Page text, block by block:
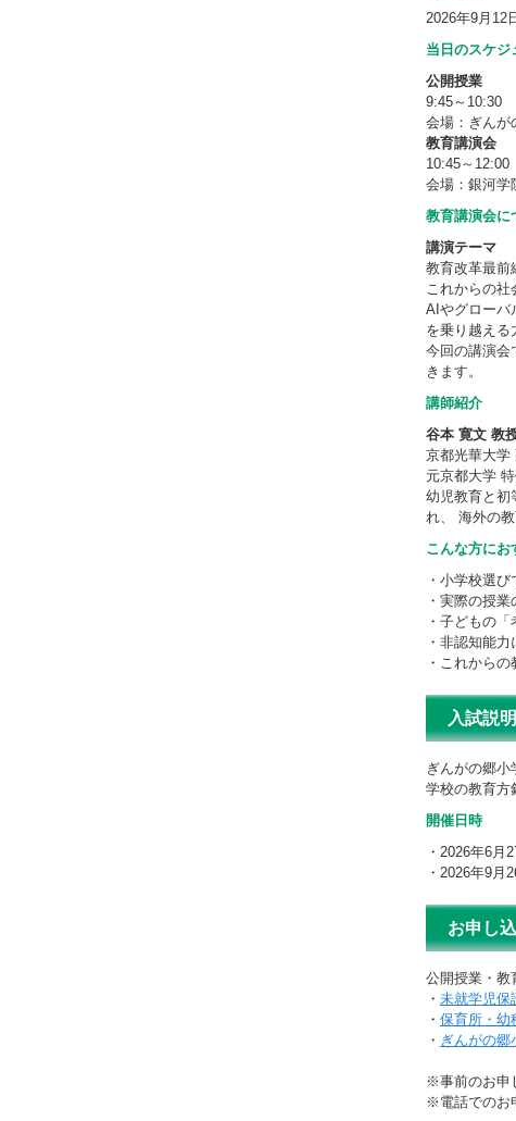
2026年9月12
当日のスケジ
公開授業
9:45～10:30
会場：ぎんが
教育講演会
10:45～12:00
会場：銀河学
教育講演会に
講演テーマ
教育改革最前
これからの社
AIやグローバ
を乗り越える
今回の講演会
きます。
講師紹介
谷本 寛文 教
京都光華大学
元京都大学
幼児教育と初
れ、 海外の
こんな方にお
・小学校選
・実際の授
・子どもの
・非認知能
・これから
入試説
ぎんがの郷小
学校の教育方
開催日時
・2026年6月
・2026年9月
お申し
公開授業・教
・ 未就学児保
・ 保育所・幼
・ ぎんがの郷
※事前のお申
※電話でのお